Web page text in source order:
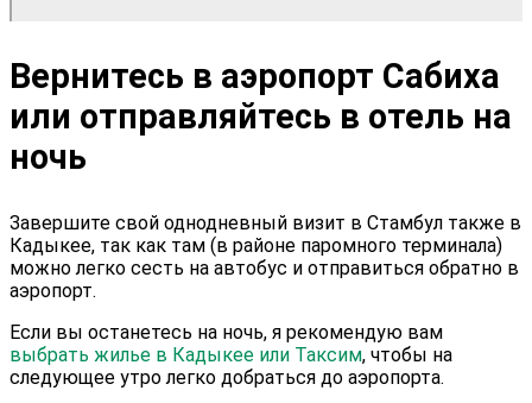
Вернитесь в аэропорт Сабиха
или отправляйтесь в отель на
ночь
Завершите свой однодневный визит в Стамбул также в
Кадыкее, так как там (в районе паромного терминала)
можно легко сесть на автобус и отправиться обратно в
аэропорт.
Если вы останетесь на ночь, я рекомендую вам
выбрать жилье в Кадыкее или Таксим, чтобы на
следующее утро легко добраться до аэропорта.